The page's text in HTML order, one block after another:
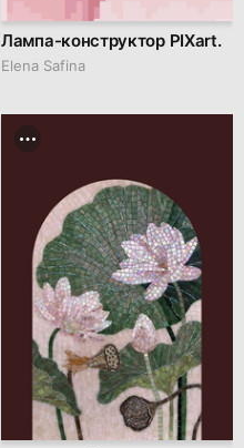
Лампа-конструктор PIXart.
Elena Safina